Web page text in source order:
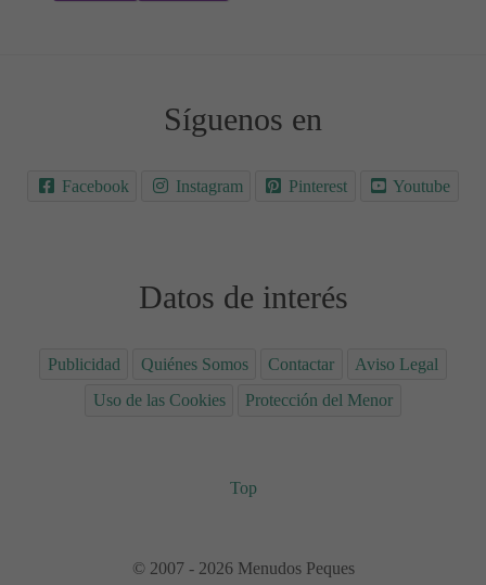
Síguenos en
Facebook Instagram Pinterest Youtube
Datos de interés
Publicidad Quiénes Somos Contactar
Aviso Legal
Uso de las Cookies
Protección del Menor
Top
© 2007 - 2026 Menudos Peques